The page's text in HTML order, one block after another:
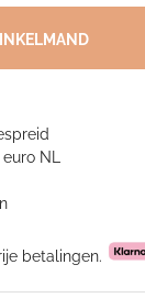
NL
betalingen.